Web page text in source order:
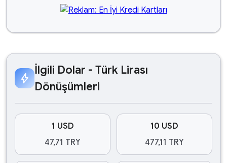
bolt
İlgili Dolar - Türk Lirası
Dönüşümleri
1 USD
47,71 TRY
10 USD
477,11 TRY